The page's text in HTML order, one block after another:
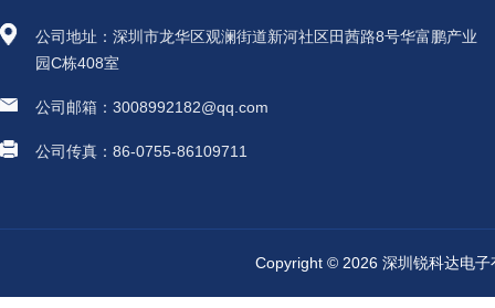
公司地址：深圳市龙华区观澜街道新河社区田茜路8号华富鹏产业
园C栋408室
公司邮箱：3008992182@qq.com
公司传真：86-0755-86109711
Copyright © 2026 深圳锐科达电